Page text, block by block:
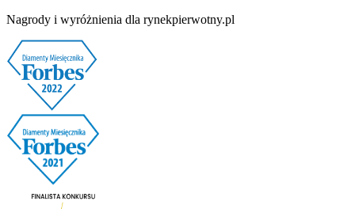
Nagrody i wyróżnienia dla rynekpierwotny.pl